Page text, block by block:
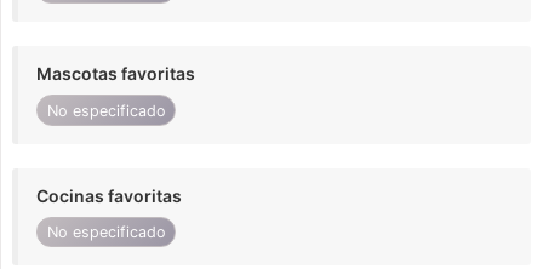
Mascotas favoritas
No especificado
Cocinas favoritas
No especificado